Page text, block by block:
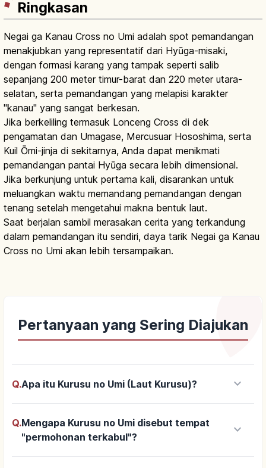
Ringkasan
Negai ga Kanau Cross no Umi adalah spot pemandangan
menakjubkan yang representatif dari Hyūga-misaki,
dengan formasi karang yang tampak seperti salib
sepanjang 200 meter timur-barat dan 220 meter utara-
selatan, serta pemandangan yang melapisi karakter
"kanau" yang sangat berkesan.
Jika berkeliling termasuk Lonceng Cross di dek
pengamatan dan Umagase, Mercusuar Hososhima, serta
Kuil Ōmi-jinja di sekitarnya, Anda dapat menikmati
pemandangan pantai Hyūga secara lebih dimensional.
Jika berkunjung untuk pertama kali, disarankan untuk
meluangkan waktu memandang pemandangan dengan
tenang setelah mengetahui makna bentuk laut.
Saat berjalan sambil merasakan cerita yang terkandung
dalam pemandangan itu sendiri, daya tarik Negai ga Kanau
Cross no Umi akan lebih tersampaikan.
Pertanyaan yang Sering Diajukan
Q.Apa itu Kurusu no Umi (Laut Kurusu)? keyboard_arrow_down
Q.Mengapa Kurusu no Umi disebut tempat
"permohonan terkabul"?
keyboard_arrow_down